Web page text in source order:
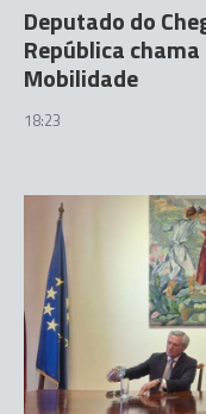
Deputado do
República
Mobilidade
18:23